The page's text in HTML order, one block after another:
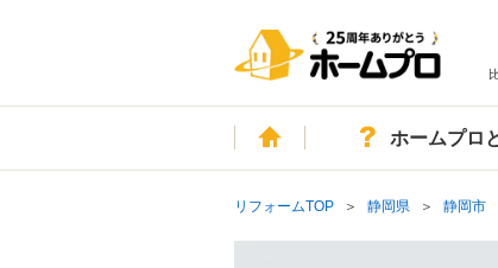
ホームホームプロ
リフォームTOP 静岡県 静岡市